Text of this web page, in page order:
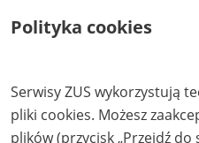
Zaproś
Rodzaj wydarzenia
Polityka cookies
Serwisy ZUS wykorzystują
pliki cookies. Możesz
plików (przycisk „Przejdź